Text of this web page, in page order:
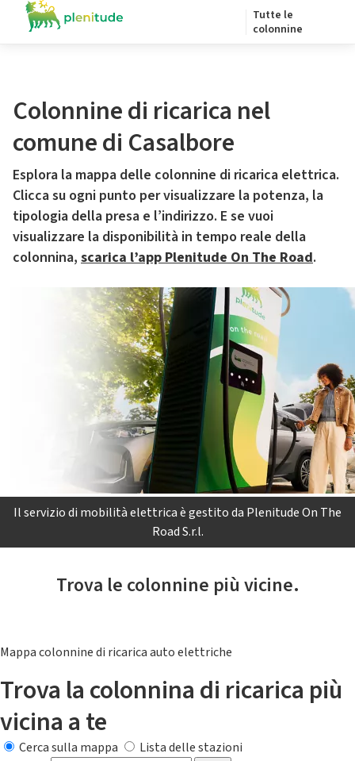
Tutte le
colonnine
Colonnine di ricarica nel
comune di Casalbore
Esplora la mappa delle colonnine di ricarica elettrica.
Clicca su ogni punto per visualizzare la potenza, la
tipologia della presa e l’indirizzo. E se vuoi
visualizzare la disponibilità in tempo reale della
colonnina, scarica l’app Plenitude On The Road.
Il servizio di mobilità elettrica è gestito da Plenitude On The
Road S.r.l.
Trova le colonnine più vicine.
Mappa colonnine di ricarica auto elettriche
Trova la colonnina di ricarica più
vicina a te
Cerca sulla mappa
Lista delle stazioni